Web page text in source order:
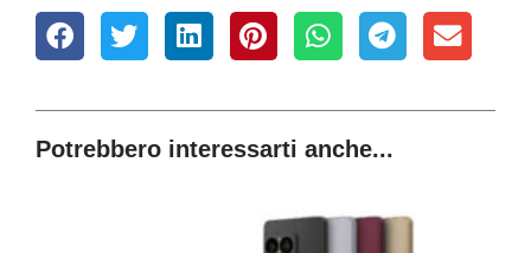
Potrebbero interessarti anche...